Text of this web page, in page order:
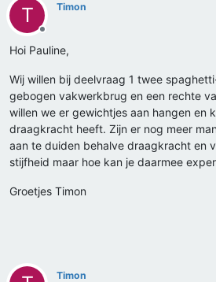
T
Offline
Timon
Hoi Pauline,
Wij willen bij deelvraag 1 twee
gebogen vakwerkbrug en een rechte
willen we er gewichtjes aan hangen en
draagkracht heeft. Zijn er nog meer
aan te duiden behalve draagkracht en
stijfheid maar hoe kan je daarmee
Groetjes Timon
Timon